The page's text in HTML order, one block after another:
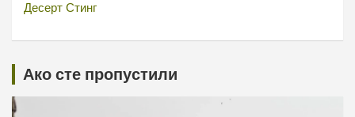
Десерт Стинг
Ако сте пропустили